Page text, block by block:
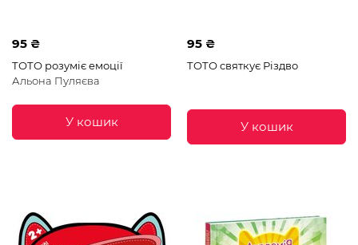
95 ₴
ТОТО розуміє емоції
Альона Пуляєва
У кошик
95 ₴
ТОТО святкує Різдво
У кошик